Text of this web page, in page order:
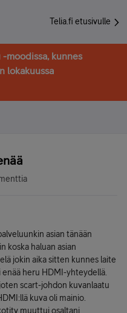
Telia.fi etusivulle
moodissa, kunnes
lokakuussa
asian tänään
koska haluan asian
jokin aika sitten kunnes laite
heru HDMI-yhteydellä.
scart-johdon kuvanlaatu
kuva oli mainio.
muuttui osaltani